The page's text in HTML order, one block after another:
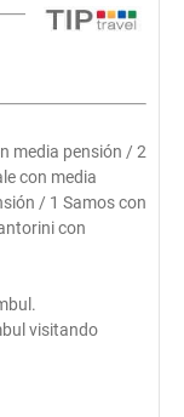
media pensión / 2
con media
/ 1 Samos con
con
visitando